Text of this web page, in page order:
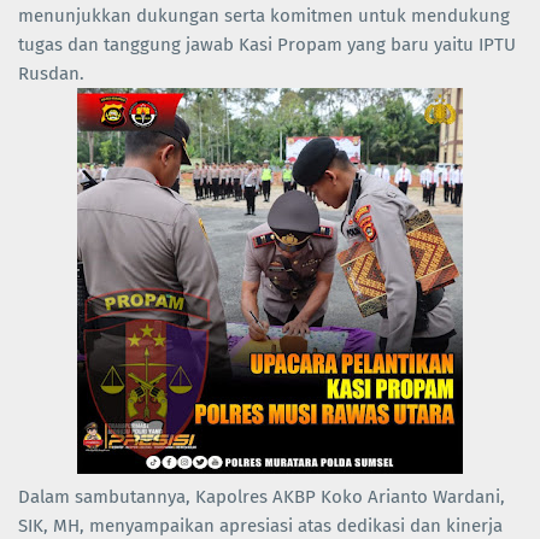
menunjukkan dukungan serta komitmen untuk mendukung
tugas dan tanggung jawab Kasi Propam yang baru yaitu IPTU
Rusdan.
Dalam sambutannya, Kapolres AKBP Koko Arianto Wardani,
SIK, MH, menyampaikan apresiasi atas dedikasi dan kinerja